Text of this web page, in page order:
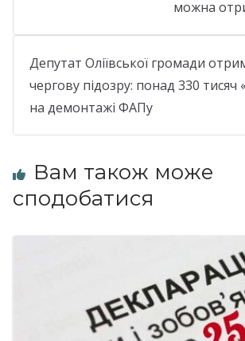
можна
Депутат Оліївської громади
чергову підозру: понад 330 тисяч
на демонтажі ФАПу
Вам також може
сподобатися